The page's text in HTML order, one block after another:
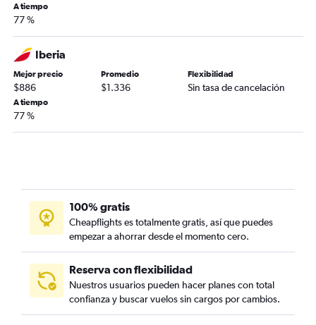
A tiempo
77 %
Iberia
Mejor precio
$886
Promedio
$1.336
Flexibilidad
Sin tasa de cancelación
A tiempo
77 %
100% gratis
Cheapflights es totalmente gratis, así que puedes
empezar a ahorrar desde el momento cero.
Reserva con flexibilidad
Nuestros usuarios pueden hacer planes con total
confianza y buscar vuelos sin cargos por cambios.